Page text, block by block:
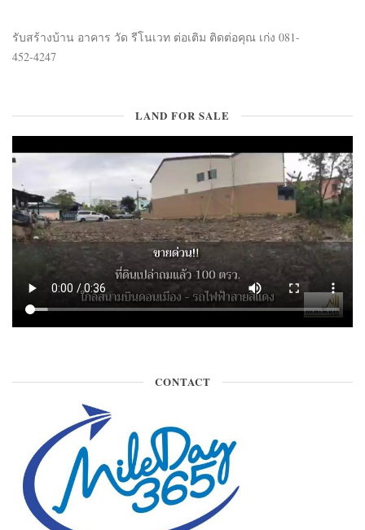
รับสร้างบ้าน อาคาร วัด รีโนเวท ต่อเติม ติดต่อคุณ เก่ง 081-
452-4247
LAND FOR SALE
CONTACT